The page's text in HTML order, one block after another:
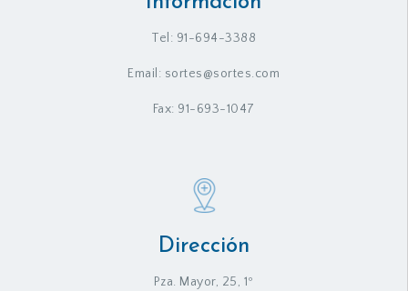
Tel: 91-694-3388
Email: sortes@sortes.com
Fax: 91-693-1047
Dirección
Pza. Mayor, 25, 1º